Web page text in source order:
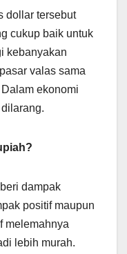
dollar tersebut
cukup baik untuk
kebanyakan
valas sama
ekonomi
dilarang.
dampak
positif maupun
melemahnya
lebih murah.